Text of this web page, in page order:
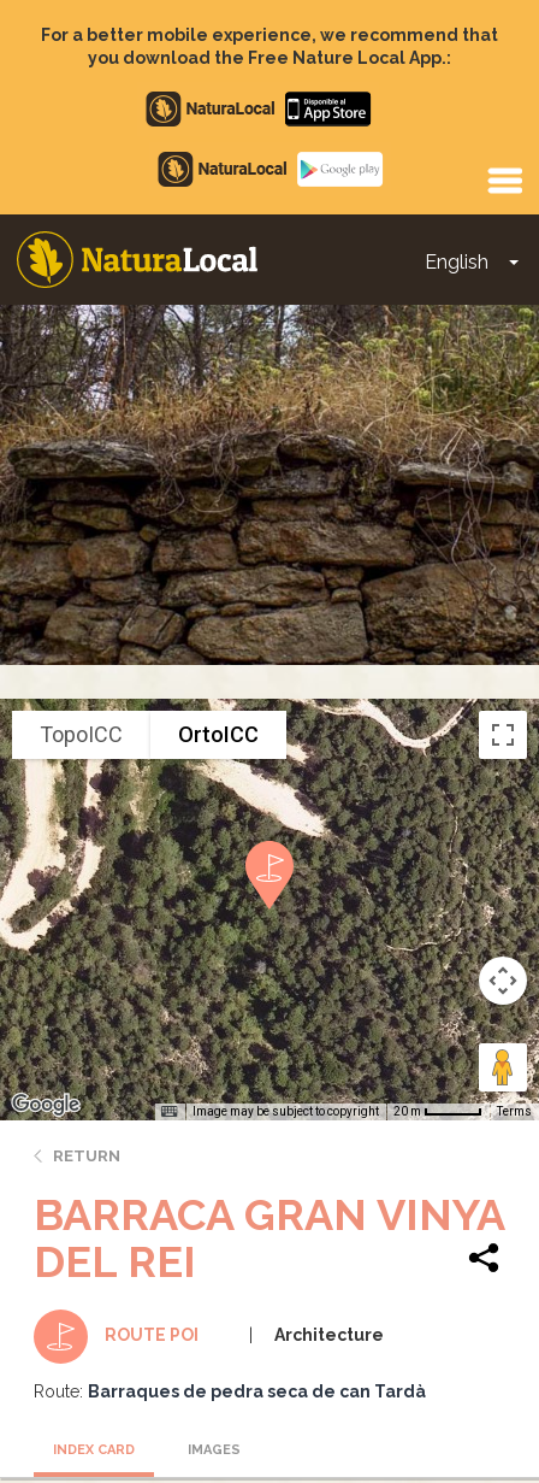
For a better mobile experience, we recommend that
you download the Free Nature Local App.:
Apple
store
Google
Play
English
Main
navigation
TopoICC OrtoICC
Image may be subject to copyright 20 m Terms
RETURN
BARRACA GRAN VINYA
DEL REI
ROUTE POI Architecture
Route: Barraques de pedra seca de can Tardà
INDEX CARD IMAGES